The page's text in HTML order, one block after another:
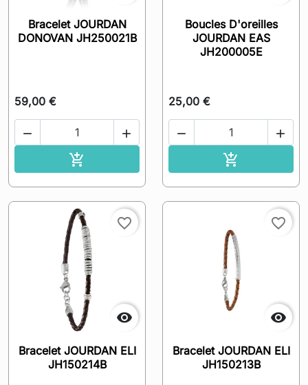
Bracelet JOURDAN
DONOVAN JH250021B
59,00 €
 

Boucles D'oreilles
JOURDAN EAS
JH200005E
25,00 €
 


favorite_border
Bracelet JOURDAN ELI
JH150214B

favorite_border
Bracelet JOURDAN ELI
JH150213B